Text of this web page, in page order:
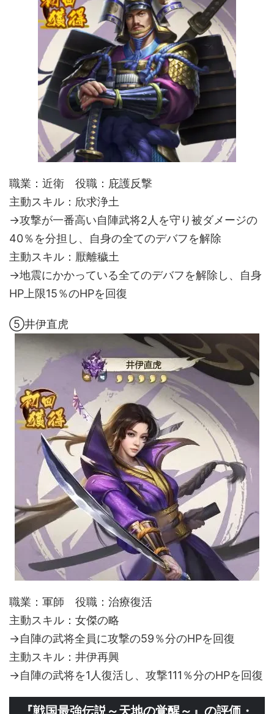
職業：近衛 役職：庇護反撃
主動スキル：欣求浄土
→攻撃が一番高い自陣武将2人を守り被ダメージの
40％を分担し、自身の全てのデバフを解除
主動スキル：厭離穢土
→地震にかかっている全てのデバフを解除し、自身
HP上限15％のHPを回復
⑤井伊直虎
職業：軍師 役職：治療復活
主動スキル：女傑の略
→自陣の武将全員に攻撃の59％分のHPを回復
主動スキル：井伊再興
→自陣の武将を1人復活し、攻撃111％分のHPを回復
『戦国最強伝説～天地の覚醒～』の評価・